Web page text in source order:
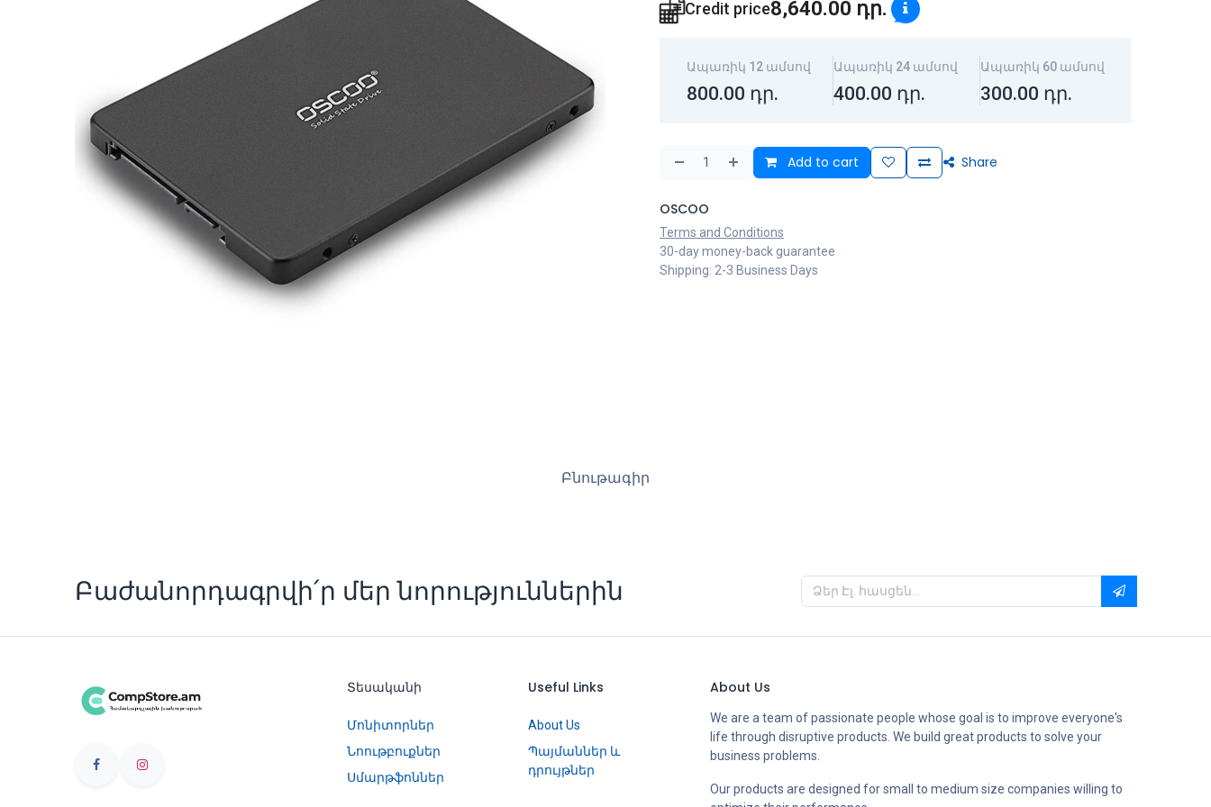
Credit price8,640.00 դր.
Ապառիկ 12 ամսով
800.00 դր.
Ապառիկ 24 ամսով
400.00 դր.
Ապառիկ 60 ամսով
300.00 դր.
Add to cart Share
OSCOO
Terms and Conditions
30-day money-back guarantee
Shipping: 2-3 Business Days
Բնութագիր
Բաժանորդագրվի՛ր մեր նորություններին
Տեսականի
Մոնիտորներ
Նոութբուքներ
Սմարթֆոններ
Useful Links
About Us
Պայմաններ և
դրույթներ
About Us
We are a team of passionate people whose goal is to improve everyone's
life through disruptive products. We build great products to solve your
business problems.
Our products are designed for small to medium size companies willing to